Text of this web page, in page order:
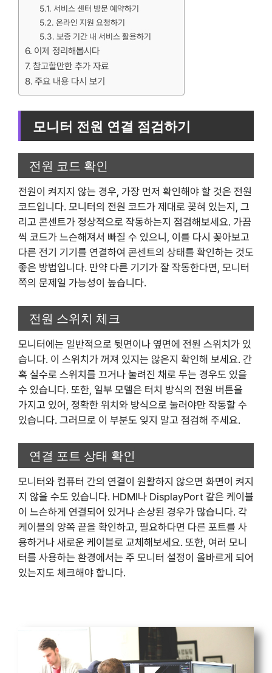
서비스 센터 방문 예약하기
온라인 지원 요청하기
보증 기간 내 서비스 활용하기
이제 정리해봅시다
참고할만한 추가 자료
주요 내용 다시 보기
모니터 전원 연결 점검하기
전원 코드 확인
전원이 켜지지 않는 경우, 가장 먼저 확인해야 할 것은 전원
코드입니다. 모니터의 전원 코드가 제대로 꽂혀 있는지, 그
리고 콘센트가 정상적으로 작동하는지 점검해보세요. 가끔
씩 코드가 느슨해져서 빠질 수 있으니, 이를 다시 꽂아보고
다른 전기 기기를 연결하여 콘센트의 상태를 확인하는 것도
좋은 방법입니다. 만약 다른 기기가 잘 작동한다면, 모니터
쪽의 문제일 가능성이 높습니다.
전원 스위치 체크
모니터에는 일반적으로 뒷면이나 옆면에 전원 스위치가 있
습니다. 이 스위치가 꺼져 있지는 않은지 확인해 보세요. 간
혹 실수로 스위치를 끄거나 눌려진 채로 두는 경우도 있을
수 있습니다. 또한, 일부 모델은 터치 방식의 전원 버튼을
가지고 있어, 정확한 위치와 방식으로 눌러야만 작동할 수
있습니다. 그러므로 이 부분도 잊지 말고 점검해 주세요.
연결 포트 상태 확인
모니터와 컴퓨터 간의 연결이 원활하지 않으면 화면이 켜지
지 않을 수도 있습니다. HDMI나 DisplayPort 같은 케이블
이 느슨하게 연결되어 있거나 손상된 경우가 많습니다. 각
케이블의 양쪽 끝을 확인하고, 필요하다면 다른 포트를 사
용하거나 새로운 케이블로 교체해보세요. 또한, 여러 모니
터를 사용하는 환경에서는 주 모니터 설정이 올바르게 되어
있는지도 체크해야 합니다.